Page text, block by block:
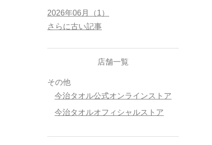
2026年06月（1）
さらに古い記事
店舗一覧
その他
今治タオル公式オンラインストア
今治タオルオフィシャルストア